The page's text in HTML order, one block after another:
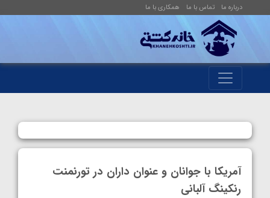
درباره ما تماس با ما همکاری با ما
آمریکا با جوانان و عنوان داران در تورنمنت
رنکینگ آلبانی